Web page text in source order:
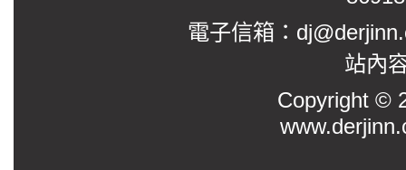
電子信箱：
站內
Copyright ©